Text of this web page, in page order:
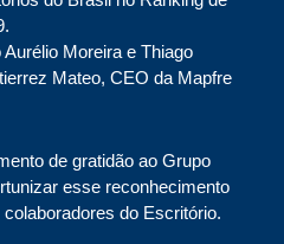
Moreira e Thiago
Mateo, CEO da Mapfre
de gratidão ao Grupo
esse reconhecimento
do Escritório.